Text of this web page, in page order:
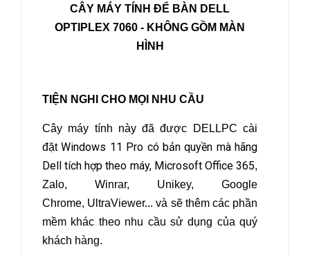
CÂY MÁY TÍNH ĐỂ BÀN DELL
OPTIPLEX 7060 - KHÔNG GỒM MÀN
HÌNH
TIỆN NGHI CHO MỌI NHU CẦU
Cây máy tính này đã được DELLPC cài
đặtWindows 11 Pro có bản quyền mà hãng
Dell tích hợp theo máy, Microsoft Office 365,
Zalo, Winrar, Unikey, Google
Chrome, UltraViewer... và sẽ thêm các phần
mềm khác theo nhu cầu sử dụng của quý
khách hàng.